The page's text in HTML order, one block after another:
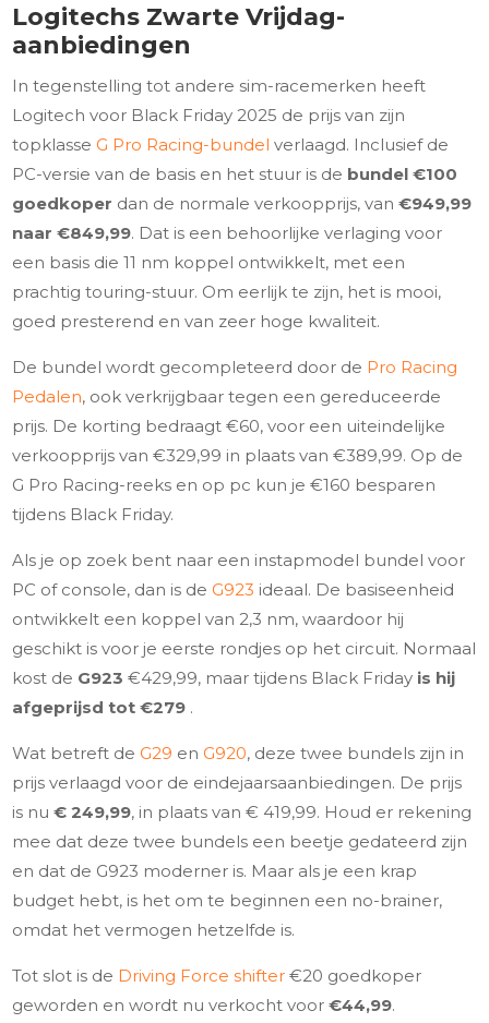
Logitechs Zwarte Vrijdag-
aanbiedingen
In tegenstelling tot andere sim-racemerken heeft
Logitech voor Black Friday 2025 de prijs van zijn
topklasse G Pro Racing-bundel verlaagd. Inclusief de
PC-versie van de basis en het stuur is de bundel €100
goedkoper dan de normale verkoopprijs, van€949,99
naar €849,99. Dat is een behoorlijke verlaging voor
een basis die 11 nm koppel ontwikkelt, met een
prachtig touring-stuur. Om eerlijk te zijn, het is mooi,
goed presterend en van zeer hoge kwaliteit.
De bundel wordt gecompleteerd door de Pro Racing
Pedalen, ook verkrijgbaar tegen een gereduceerde
prijs. De korting bedraagt €60, voor een uiteindelijke
verkoopprijs van€329,99 in plaats van €389,99. Op de
G Pro Racing-reeks en op pc kun je €160 besparen
tijdens Black Friday.
Als je op zoek bent naar een instapmodel bundel voor
PC of console, dan is de G923 ideaal. De basiseenheid
ontwikkelt een koppel van 2,3 nm, waardoor hij
geschikt is voor je eerste rondjes op het circuit. Normaal
kost de G923€429,99, maar tijdens Black Friday is hij
afgeprijsd tot €279 .
Wat betreft de G29 en G920, deze twee bundels zijn in
prijs verlaagd voor de eindejaarsaanbiedingen. De prijs
is nu€ 249,99, in plaats van € 419,99. Houd er rekening
mee dat deze twee bundels een beetje gedateerd zijn
en dat de G923 moderner is. Maar als je een krap
budget hebt, is het om te beginnen een no-brainer,
omdat het vermogen hetzelfde is.
Tot slot is de Driving Force shifter €20 goedkoper
geworden en wordt nu verkocht voor€44,99.